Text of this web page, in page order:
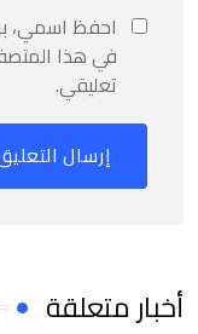
احفظ اسمي،
في هذا
تعليقي.
أخبار متعلقة